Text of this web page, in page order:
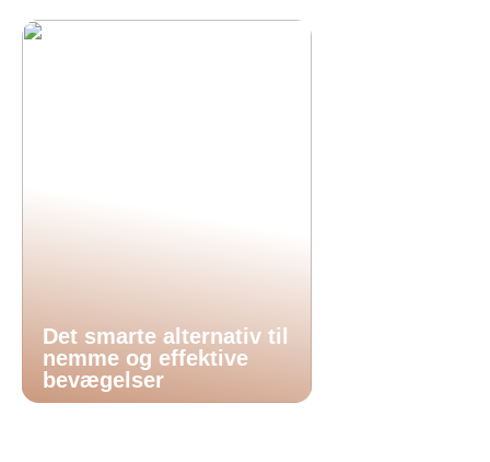
Det smarte alternativ til
nemme og effektive
bevægelser